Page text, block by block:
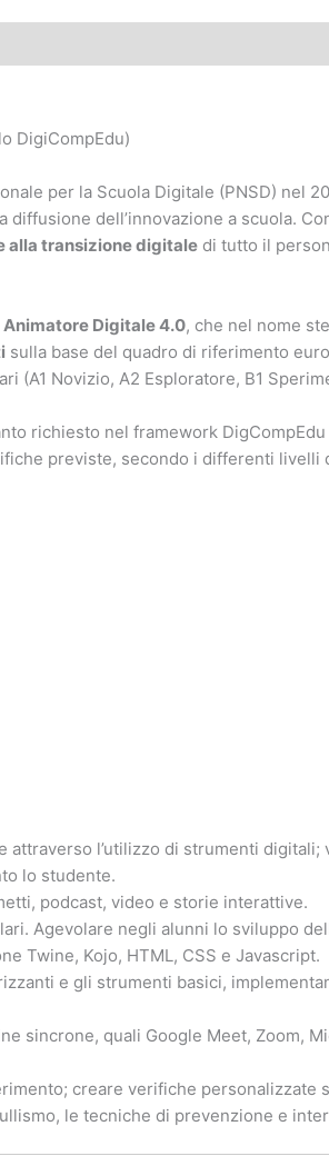
DigiCompEdu)
per la Scuola Digitale (PNSD) nel
dell’innovazione a scuola.
alla transizione digitale di tutto il
Digitale 4.0, che nel nome
sulla base del quadro di riferimento
Novizio, A2 Esploratore, B1
richiesto nel framework
previste, secondo i differenti livelli
l’utilizzo di strumenti digitali;
lo studente.
podcast, video e storie interattive.
Agevolare negli alunni lo sviluppo
Twine, Kojo, HTML, CSS e Javascript.
e gli strumenti basici,
sincrone, quali Google Meet, Zoom,
creare verifiche
le tecniche di prevenzione e